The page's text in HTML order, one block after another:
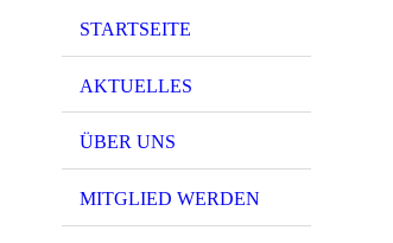
STARTSEITE
AKTUELLES
ÜBER UNS
MITGLIED WERDEN